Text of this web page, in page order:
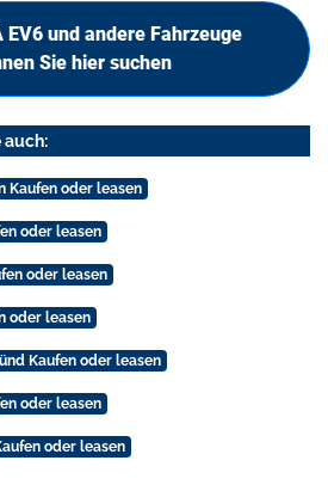
EV6 und andere Fahrzeuge
Sie hier suchen
auch:
Kaufen oder leasen
oder leasen
oder leasen
oder leasen
Kaufen oder leasen
oder leasen
oder leasen